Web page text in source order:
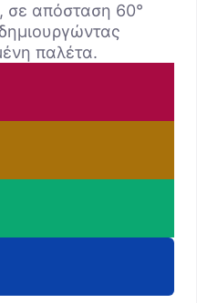
σε απόσταση 60°
παλέτα.